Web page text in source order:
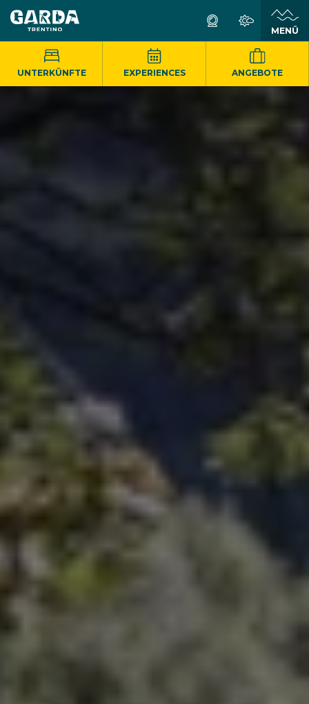
MENÜ
UNTERKÜNFTE EXPERIENCES ANGEBOTE